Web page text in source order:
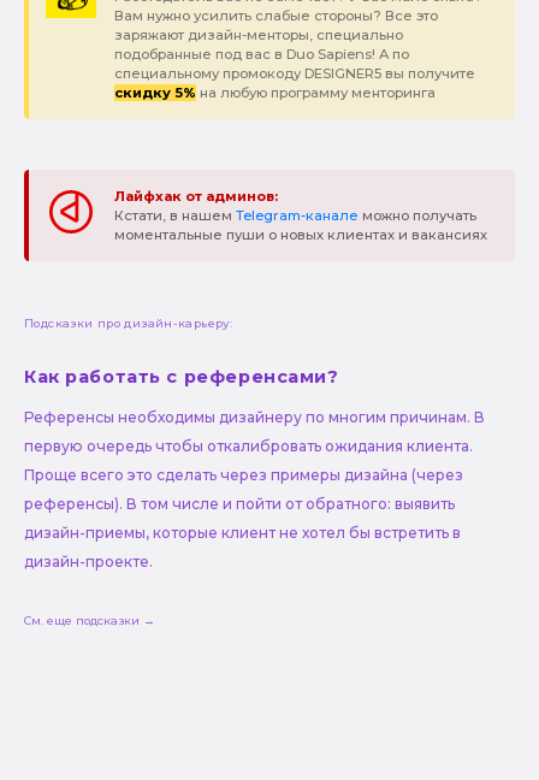
Вам нужно усилить слабые стороны? Все это
заряжают дизайн-менторы, специально
подобранные под вас в Duo Sapiens! А по
специальному промокоду DESIGNER5 вы получите
скидку 5% на любую программу менторинга
Лайфхак от админов:
Кстати, в нашем Telegram-канале можно получать
моментальные пуши о новых клиентах и вакансиях
Подсказки про дизайн-карьеру:
Как работать с референсами?
Референсы необходимы дизайнеру по многим причинам. В
первую очередь чтобы откалибровать ожидания клиента.
Проще всего это сделать через примеры дизайна (через
референсы). В том числе и пойти от обратного: выявить
дизайн-приемы, которые клиент не хотел бы встретить в
дизайн-проекте.
См. еще подсказки →